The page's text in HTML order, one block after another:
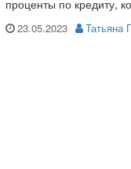
проценты по кредиту,
23.05.2023 Татьяна